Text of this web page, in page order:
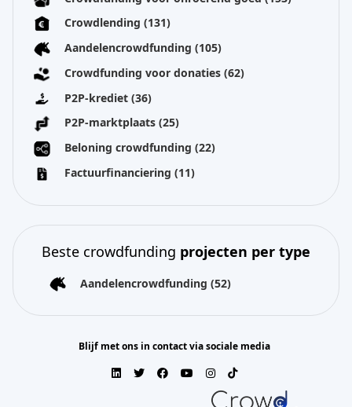
Crowdlending (131)
Aandelencrowdfunding (105)
Crowdfunding voor donaties (62)
P2P-krediet (36)
P2P-marktplaats (25)
Beloning crowdfunding (22)
Factuurfinanciering (11)
Beste crowdfunding projecten per type
Aandelencrowdfunding (52)
Blijf met ons in contact via sociale media